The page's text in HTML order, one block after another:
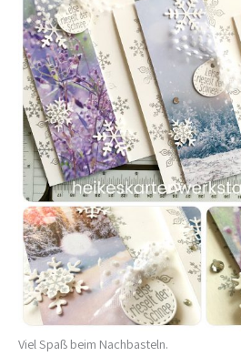
Viel Spaß beim Nachbasteln.